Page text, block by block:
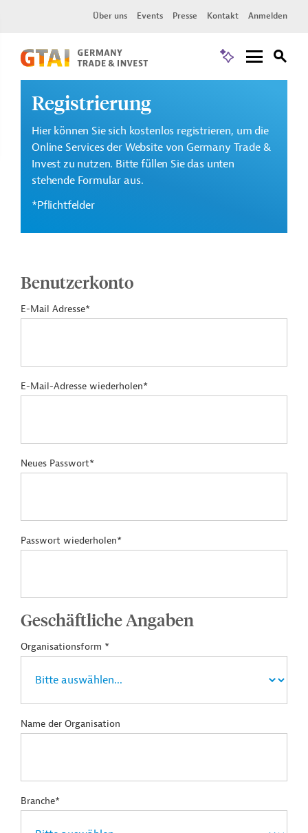
Über uns Events Presse Kontakt Anmelden
Registrierung
Hier können Sie sich kostenlos registrieren, um die
Online Services der Website von Germany Trade &
Invest zu nutzen. Bitte füllen Sie das unten
stehende Formular aus.
*Pflichtfelder
Benutzerkonto
E-Mail Adresse*
E-Mail-Adresse wiederholen*
Neues Passwort*
Passwort wiederholen*
Geschäftliche Angaben
Organisationsform *
Name der Organisation
Branche*